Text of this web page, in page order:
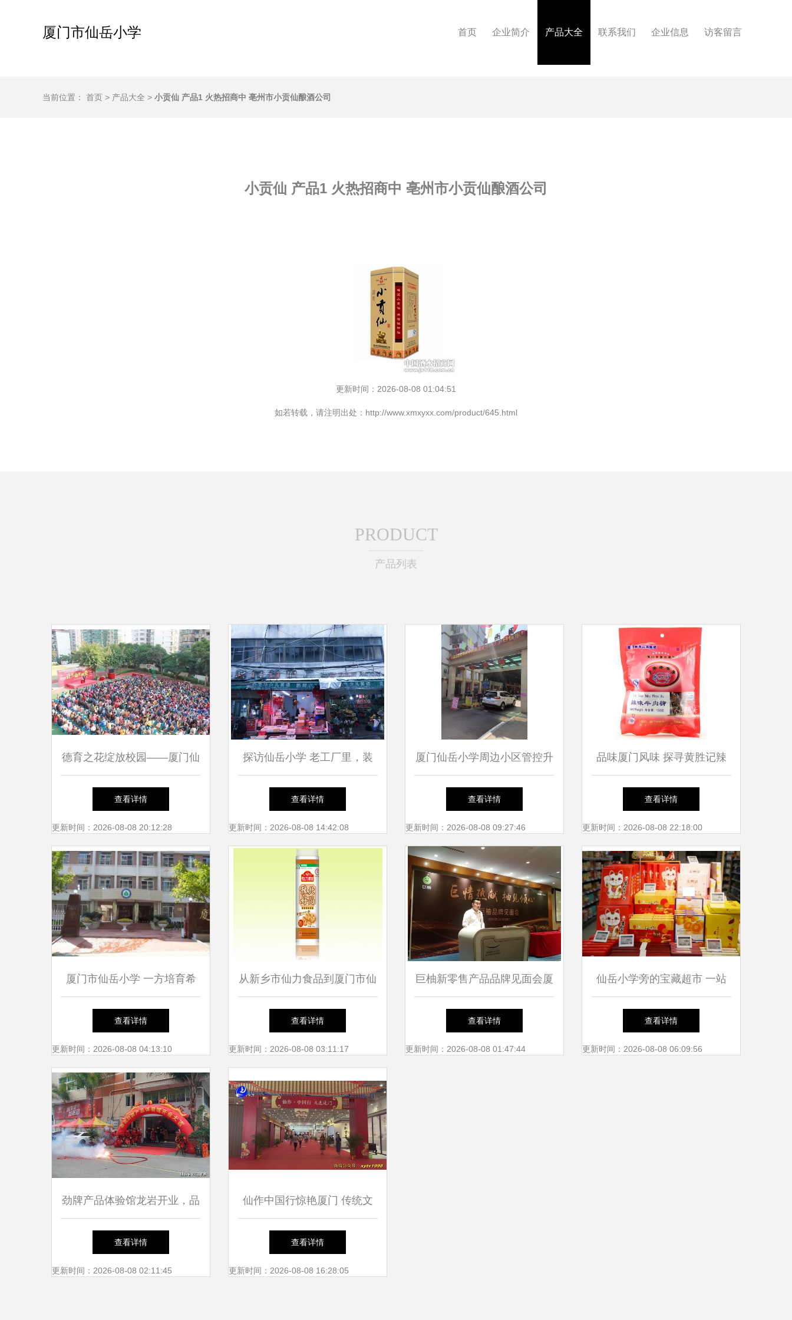
厦门市仙岳小学 首页 企业简介 产品大全 联系我们 企业信息 访客留言
当前位置： 首页 > 产品大全 > 小贡仙 产品1 火热招商中 亳州市小贡仙酿酒公司
小贡仙 产品1 火热招商中 亳州市小贡仙酿酒公司
更新时间：2026-08-08 01:04:51
如若转载，请注明出处：http://www.xmxyxx.com/product/645.html
PRODUCT
产品列表
德育之花绽放校园——厦门仙
岳小学德育教育主题演讲侧记
查看详情
更新时间：2026-08-08 20:12:28
探访仙岳小学 老工厂里，装
满了另一种厦门
查看详情
更新时间：2026-08-08 14:42:08
厦门仙岳小学周边小区管控升
级，租户与外来人员暂禁进入
引关注
查看详情
更新时间：2026-08-08 09:27:46
品味厦门风味 探寻黄胜记辣
味牛肉柳的魅力
查看详情
更新时间：2026-08-08 22:18:00
厦门市仙岳小学 一方培育希
望的沃土
查看详情
更新时间：2026-08-08 04:13:10
从新乡市仙力食品到厦门市仙
岳小学 地域品牌与教育文化
的差异与联系
查看详情
更新时间：2026-08-08 03:11:17
巨柚新零售产品品牌见面会厦
门举行，仙岳小学成创新焦点
查看详情
更新时间：2026-08-08 01:47:44
仙岳小学旁的宝藏超市 一站
式采年货，网红零食进口水果
承包厦门人的新年
查看详情
更新时间：2026-08-08 06:09:56
劲牌产品体验馆龙岩开业，品
牌文化辐射闽西
查看详情
更新时间：2026-08-08 02:11:45
仙作中国行惊艳厦门 传统文
化进校园，仙岳小学见证匠心
传承
查看详情
更新时间：2026-08-08 16:28:05